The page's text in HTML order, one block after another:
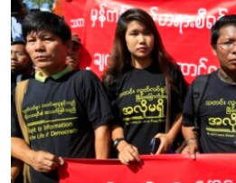
ကျော်
ကြည့်
ရန်
ပင်မ
အ
ညွန်း
စာမျက်နှာ
အမေရိကန်သုံးအီဒီယံ
မကြေးမုံရဲ့ အင်္ဂလိပ်စာ
ရုပ်ရှင်ထဲက အင်္ဂလိပ်စာ
သုတပဒေသာ အင်္ဂလိပ်စာ
အပတ်စဉ်ကဏ္ဍများ
ရေဒီယို
တီဗွီ
ရေဒီယိုနှင့်ရုပ်သံ အချက်အလက်များ
ရေဒီယို/တီဗွီအစီအစဉ်
Learning English